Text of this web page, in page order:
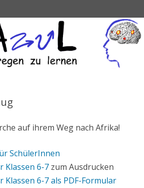
auf ihrem Weg nach Afrika!
SchülerInnen
Klassen 6-7 zum Ausdrucken
6-7 als PDF-Formular